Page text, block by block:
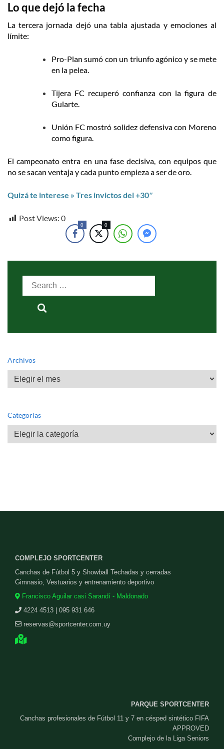
Lo que dejó la fecha
La tercera jornada dejó una tabla ajustada y emociones al
límite:
Pro-Plan sumó con un triunfo agónico y se mete
en la pelea.
Tijera FC recuperó confianza con la figura de
Gularte.
Unión FC mostró solidez defensiva con Moreno
como figura.
El campeonato entra en una fase decisiva, con equipos que
no se sacan ventaja y cada punto empieza a ser de oro.
Quizá te interese » Tres invictos del +30″
Post Views: 0
0 0
Search
Archivos
Archivos
Categorías
Categorías
COMPLEJO SPORTCENTER
Canchas de Fútbol 5 y Showball Techadas y cerradas
Gimnasio, Vestuarios y entrenamiento deportivo
Francisco Aguilar casi Sarandí - Maldonado
4224 4513 | 095 931 646
reservas@sportcenter.com.uy
PARQUE SPORTCENTER
Canchas profesionales de Fútbol 11 y 7 en césped sintético FIFA
APPROVED
Complejo de la Liga Seniors